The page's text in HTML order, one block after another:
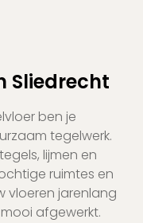
Sliedrecht
ben je
tegelwerk.
lijmen en
ruimtes en
vloeren jarenlang
afgewerkt.